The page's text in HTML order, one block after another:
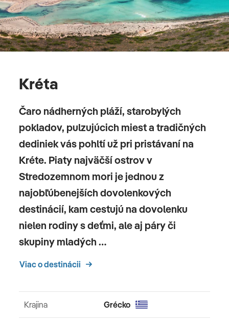
Kréta
Čaro nádherných pláží, starobylých
pokladov, pulzujúcich miest a tradičných
dediniek vás pohltí už pri pristávaní na
Kréte. Piaty najväčší ostrov v
Stredozemnom mori je jednou z
najobľúbenejších dovolenkových
destinácií, kam cestujú na dovolenku
nielen rodiny s deťmi, ale aj páry či
skupiny mladých …
Viac o destinácii
Krajina Grécko